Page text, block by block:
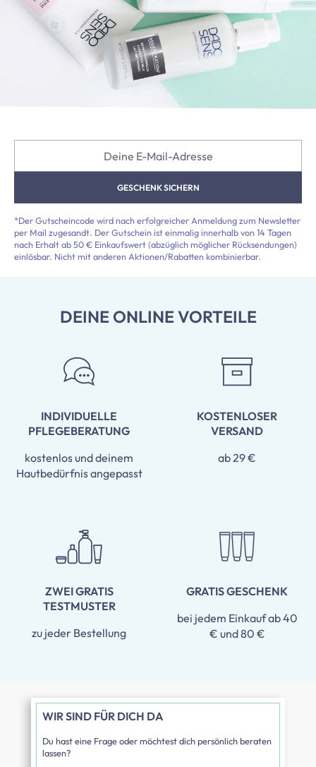
GESCHENK SICHERN
*Der Gutscheincode wird nach erfolgreicher Anmeldung zum Newsletter
per Mail zugesandt. Der Gutschein ist einmalig innerhalb von 14 Tagen
nach Erhalt ab 50 € Einkaufswert (abzüglich möglicher Rücksendungen)
einlösbar. Nicht mit anderen Aktionen/Rabatten kombinierbar.
DEINE ONLINE VORTEILE
INDIVIDUELLE
PFLEGEBERATUNG
kostenlos und deinem
Hautbedürfnis angepasst
KOSTENLOSER
VERSAND
ab 29 €
ZWEI GRATIS
TESTMUSTER
zu jeder Bestellung
GRATIS GESCHENK
bei jedem Einkauf ab 40
€ und 80 €
WIR SIND FÜR DICH DA
Du hast eine Frage oder möchtest dich persönlich beraten
lassen?